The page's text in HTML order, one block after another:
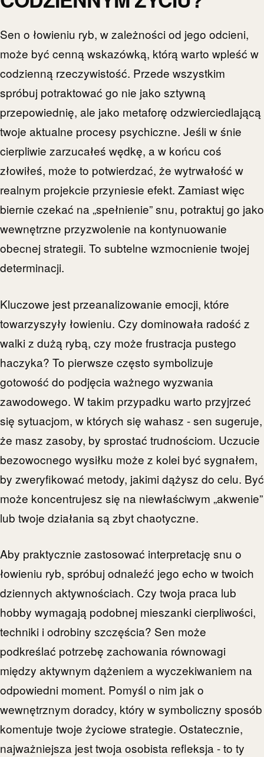
Sen o łowieniu ryb, w zależności od jego odcieni,
może być cenną wskazówką, którą warto wpleść w
codzienną rzeczywistość. Przede wszystkim
spróbuj potraktować go nie jako sztywną
przepowiednię, ale jako metaforę odzwierciedlającą
twoje aktualne procesy psychiczne. Jeśli w śnie
cierpliwie zarzucałeś wędkę, a w końcu coś
złowiłeś, może to potwierdzać, że wytrwałość w
realnym projekcie przyniesie efekt. Zamiast więc
biernie czekać na „spełnienie” snu, potraktuj go jako
wewnętrzne przyzwolenie na kontynuowanie
obecnej strategii. To subtelne wzmocnienie twojej
determinacji.
Kluczowe jest przeanalizowanie emocji, które
towarzyszyły łowieniu. Czy dominowała radość z
walki z dużą rybą, czy może frustracja pustego
haczyka? To pierwsze często symbolizuje
gotowość do podjęcia ważnego wyzwania
zawodowego. W takim przypadku warto przyjrzeć
się sytuacjom, w których się wahasz - sen sugeruje,
że masz zasoby, by sprostać trudnościom. Uczucie
bezowocnego wysiłku może z kolei być sygnałem,
by zweryfikować metody, jakimi dążysz do celu. Być
może koncentrujesz się na niewłaściwym „akwenie”
lub twoje działania są zbyt chaotyczne.
Aby praktycznie zastosować interpretację snu o
łowieniu ryb, spróbuj odnaleźć jego echo w twoich
dziennych aktywnościach. Czy twoja praca lub
hobby wymagają podobnej mieszanki cierpliwości,
techniki i odrobiny szczęścia? Sen może
podkreślać potrzebę zachowania równowagi
między aktywnym dążeniem a wyczekiwaniem na
odpowiedni moment. Pomyśl o nim jak o
wewnętrznym doradcy, który w symboliczny sposób
komentuje twoje życiowe strategie. Ostatecznie,
najważniejsza jest twoja osobista refleksja - to ty